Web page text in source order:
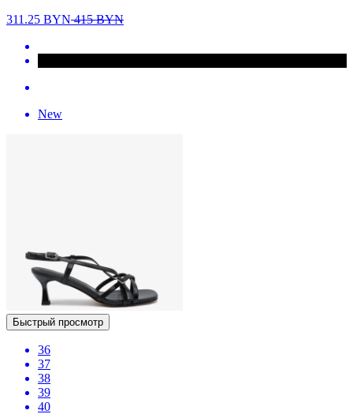
311.25 BYN415BYN
New
Быстрый просмотр
36
37
38
39
40